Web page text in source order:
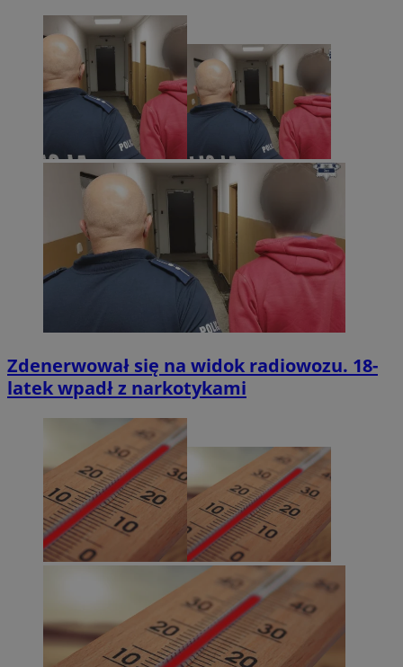
Zdenerwował się na widok radiowozu. 18-
latek wpadł z narkotykami